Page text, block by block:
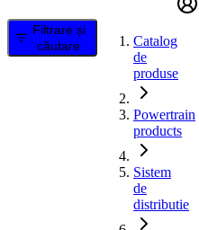
Filtrare și
căutare
Catalog
de
produse
Powertrain
products
Sistem
de
distributie